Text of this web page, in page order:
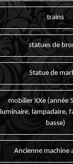
trains
statues de
Statue de
mobilier XXe (année
luminaire, lampadaire,
basse)
Ancienne machine